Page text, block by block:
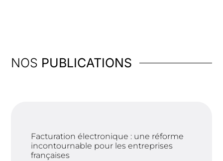
NOS PUBLICATIONS
Facturation électronique : une réforme
incontournable pour les entreprises
françaises